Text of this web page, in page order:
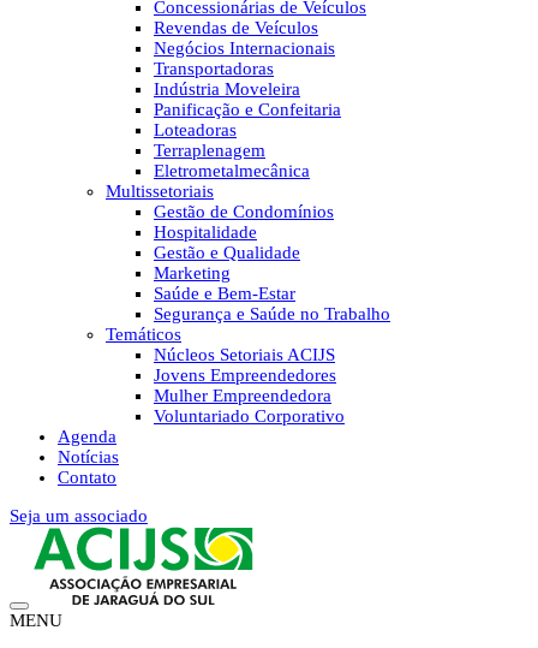
Concessionárias de Veículos
Revendas de Veículos
Negócios Internacionais
Transportadoras
Indústria Moveleira
Panificação e Confeitaria
Loteadoras
Terraplenagem
Eletrometalmecânica
Multissetoriais
Gestão de Condomínios
Hospitalidade
Gestão e Qualidade
Marketing
Saúde e Bem-Estar
Segurança e Saúde no Trabalho
Temáticos
Núcleos Setoriais ACIJS
Jovens Empreendedores
Mulher Empreendedora
Voluntariado Corporativo
Agenda
Notícias
Contato
Seja um associado
MENU